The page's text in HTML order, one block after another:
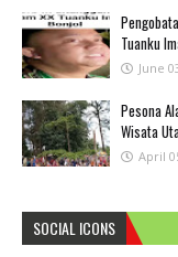
Tuanku
June
Pesona
Wisata
April
SOCIAL ICONS